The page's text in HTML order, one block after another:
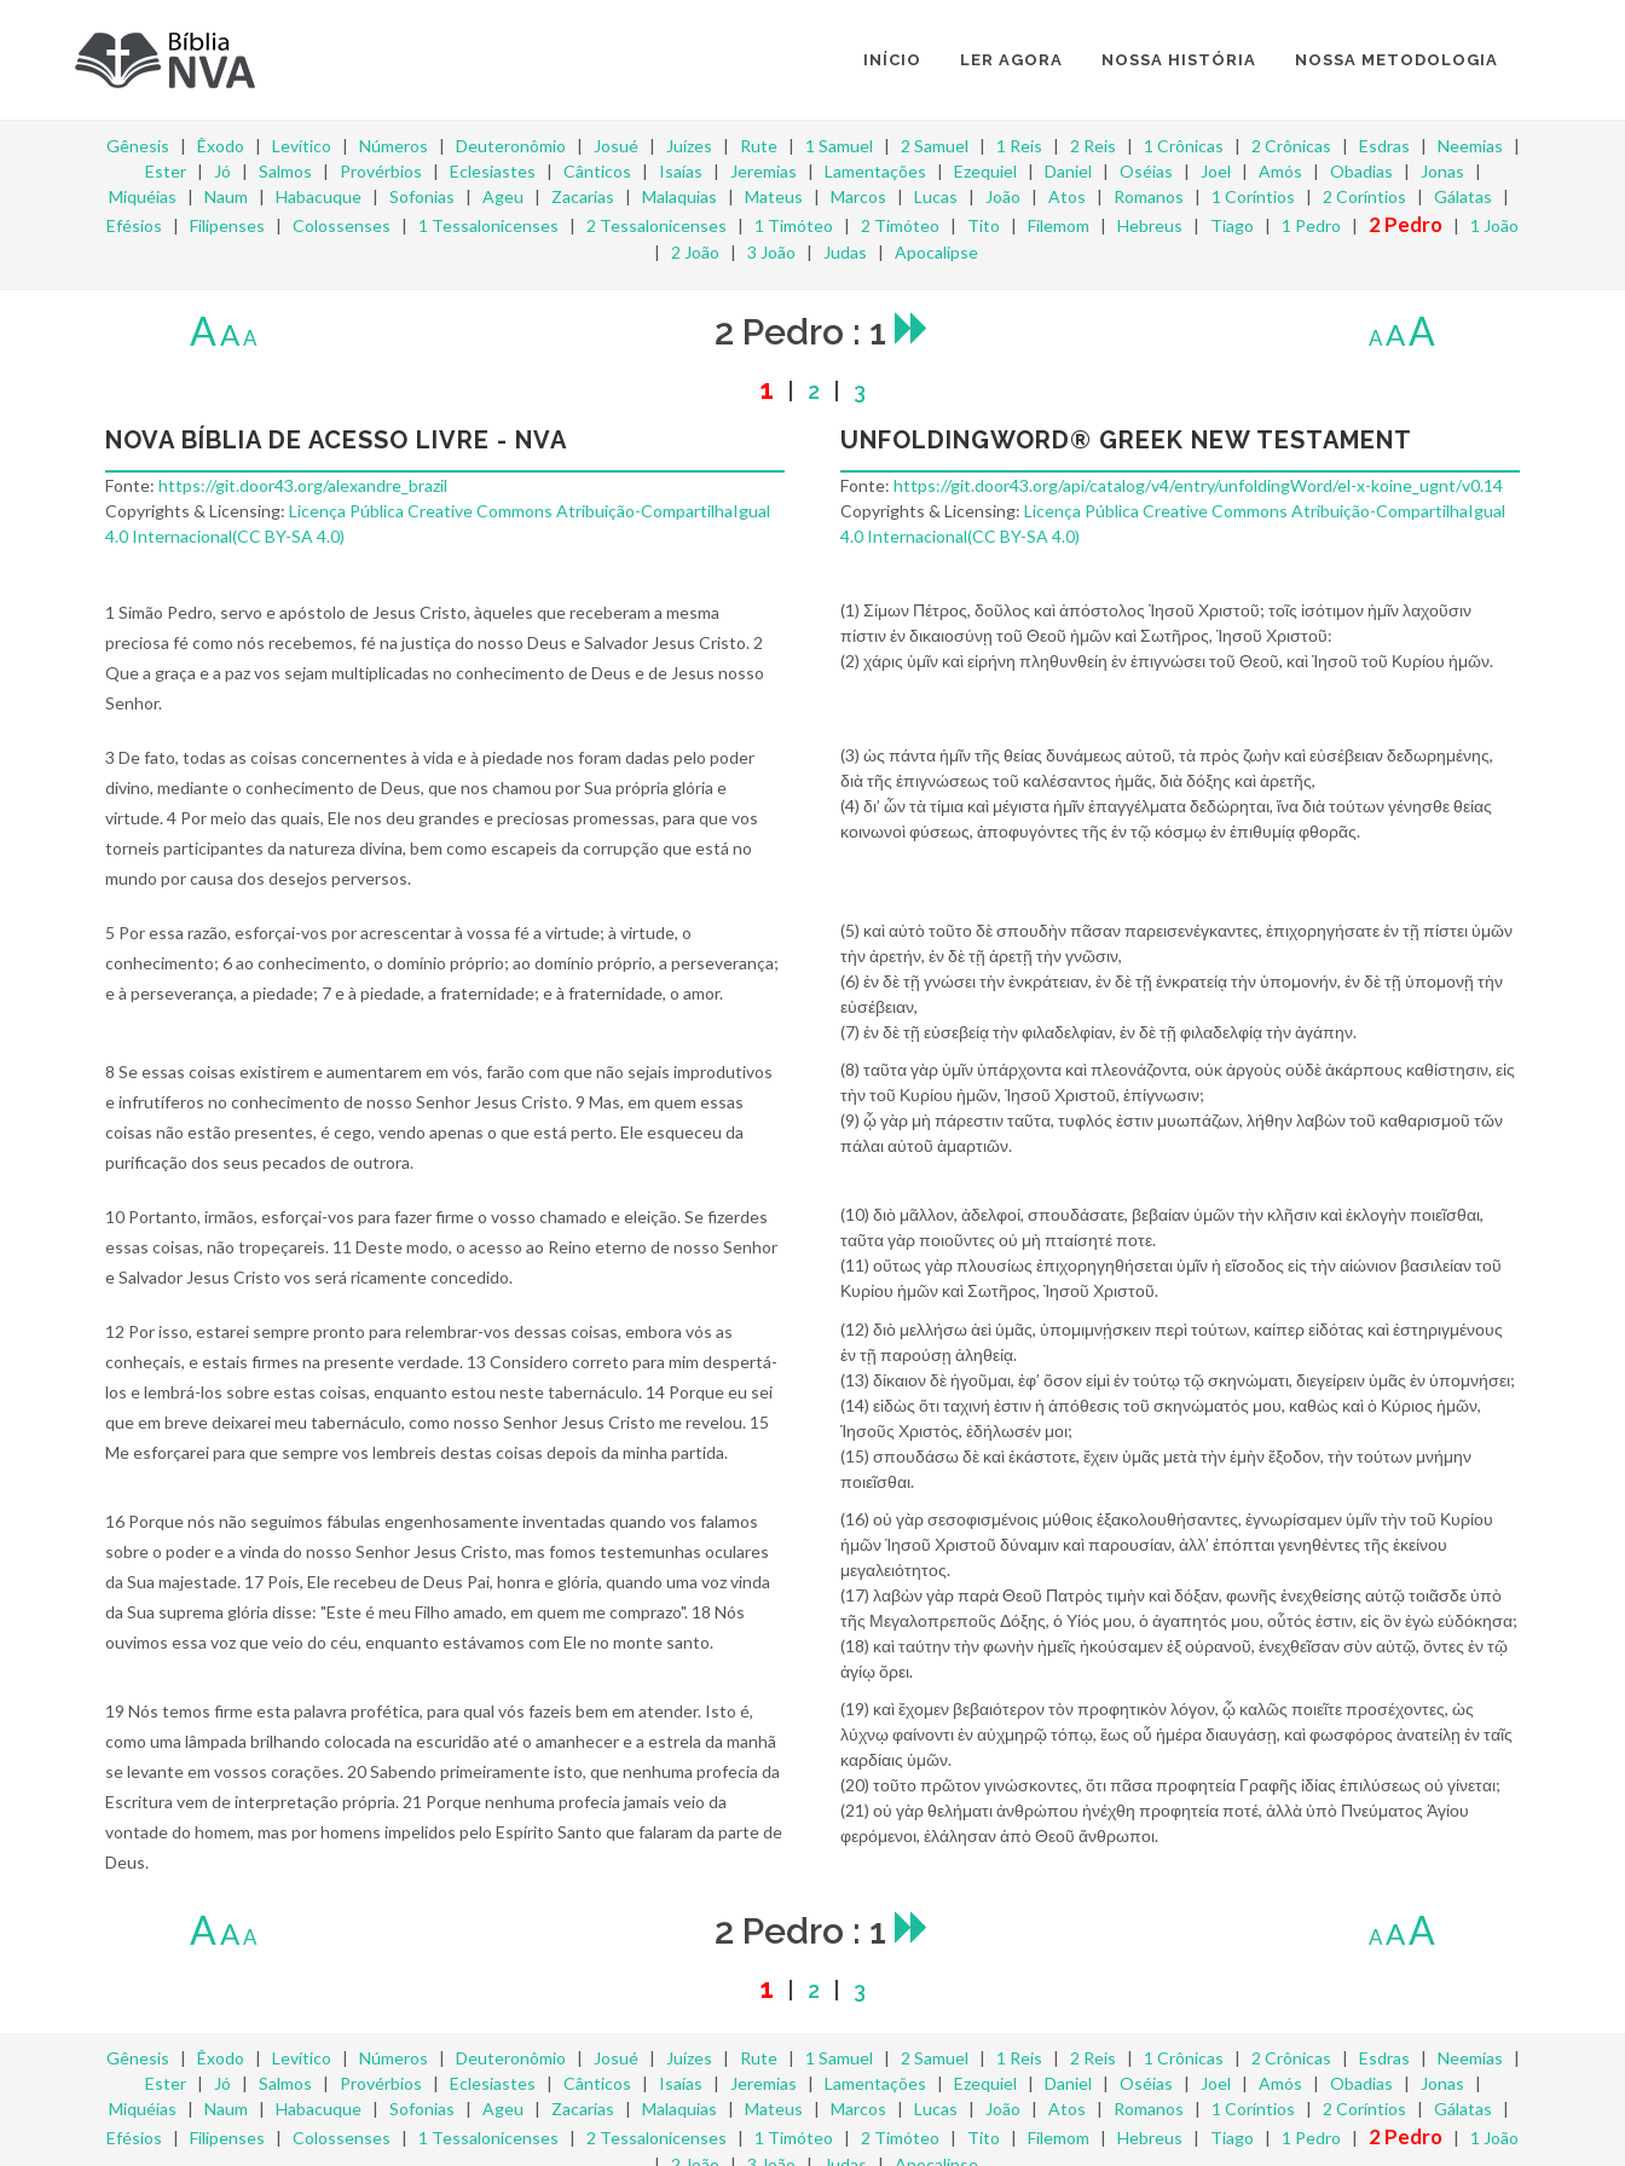
INÍCIO LER AGORA NOSSA HISTÓRIA NOSSA METODOLOGIA
Gênesis | Êxodo | Levítico | Números | Deuteronômio | Josué| Juízes | Rute| 1 Samuel | 2 Samuel | 1 Reis | 2 Reis | 1 Crônicas | 2 Crônicas | Esdras | Neemias |
Ester| Jó | Salmos | Provérbios | Eclesiastes | Cânticos | Isaías | Jeremias | Lamentações | Ezequiel | Daniel | Oséias | Joel | Amós | Obadias | Jonas |
Miquéias | Naum | Habacuque | Sofonias | Ageu | Zacarias | Malaquias | Mateus | Marcos | Lucas | João | Atos | Romanos | 1 Coríntios | 2 Coríntios | Gálatas |
Efésios | Filipenses | Colossenses | 1 Tessalonicenses | 2 Tessalonicenses | 1 Timóteo | 2 Timóteo | Tito | Filemom | Hebreus | Tiago | 1 Pedro | 2 Pedro | 1 João
| 2 João | 3 João | Judas | Apocalipse
AAA 2 Pedro : 1 AAA
1 2 3
NOVA BÍBLIA DE ACESSO LIVRE - NVA
Fonte: https://git.door43.org/alexandre_brazil
Copyrights & Licensing: Licença Pública Creative Commons Atribuição-CompartilhaIgual
4.0 Internacional(CC BY-SA 4.0)
UNFOLDINGWORD® GREEK NEW TESTAMENT
Fonte:https://git.door43.org/api/catalog/v4/entry/unfoldingWord/el-x-koine_ugnt/v0.14
Copyrights & Licensing:Licença Pública Creative Commons Atribuição-CompartilhaIgual
4.0 Internacional(CC BY-SA 4.0)
1 Simão Pedro, servo e apóstolo de Jesus Cristo, àqueles que receberam a mesma
preciosa fé como nós recebemos, fé na justiça do nosso Deus e Salvador Jesus Cristo. 2
Que a graça e a paz vos sejam multiplicadas no conhecimento de Deus e de Jesus nosso
Senhor.
(1) Σίμων Πέτρος, δοῦλος καὶ ἀπόστολος Ἰησοῦ Χριστοῦ; τοῖς ἰσότιμον ἡμῖν λαχοῦσιν
πίστιν ἐν δικαιοσύνῃ τοῦ Θεοῦ ἡμῶν καὶ Σωτῆρος, Ἰησοῦ Χριστοῦ:
(2) χάρις ὑμῖν καὶ εἰρήνη πληθυνθείη ἐν ἐπιγνώσει τοῦ Θεοῦ, καὶ Ἰησοῦ τοῦ Κυρίου ἡμῶν.
3 De fato, todas as coisas concernentes à vida e à piedade nos foram dadas pelo poder
divino, mediante o conhecimento de Deus, que nos chamou por Sua própria glória e
virtude. 4 Por meio das quais, Ele nos deu grandes e preciosas promessas, para que vos
torneis participantes da natureza divina, bem como escapeis da corrupção que está no
mundo por causa dos desejos perversos.
(3) ὡς πάντα ἡμῖν τῆς θείας δυνάμεως αὐτοῦ, τὰ πρὸς ζωὴν καὶ εὐσέβειαν δεδωρημένης,
διὰ τῆς ἐπιγνώσεως τοῦ καλέσαντος ἡμᾶς, διὰ δόξης καὶ ἀρετῆς,
(4) δι’ ὧν τὰ τίμια καὶ μέγιστα ἡμῖν ἐπαγγέλματα δεδώρηται, ἵνα διὰ τούτων γένησθε θείας
κοινωνοὶ φύσεως, ἀποφυγόντες τῆς ἐν τῷ κόσμῳ ἐν ἐπιθυμίᾳ φθορᾶς.
5 Por essa razão, esforçai-vos por acrescentar à vossa fé a virtude; à virtude, o
conhecimento; 6 ao conhecimento, o domínio próprio; ao domínio próprio, a perseverança;
e à perseverança, a piedade; 7 e à piedade, a fraternidade; e à fraternidade, o amor.
(5) καὶ αὐτὸ τοῦτο δὲ σπουδὴν πᾶσαν παρεισενέγκαντες, ἐπιχορηγήσατε ἐν τῇ πίστει ὑμῶν
τὴν ἀρετήν, ἐν δὲ τῇ ἀρετῇ τὴν γνῶσιν,
(6) ἐν δὲ τῇ γνώσει τὴν ἐνκράτειαν, ἐν δὲ τῇ ἐνκρατείᾳ τὴν ὑπομονήν, ἐν δὲ τῇ ὑπομονῇ τὴν
εὐσέβειαν,
(7) ἐν δὲ τῇ εὐσεβείᾳ τὴν φιλαδελφίαν, ἐν δὲ τῇ φιλαδελφίᾳ τὴν ἀγάπην.
8 Se essas coisas existirem e aumentarem em vós, farão com que não sejais improdutivos
e infrutíferos no conhecimento de nosso Senhor Jesus Cristo. 9 Mas, em quem essas
coisas não estão presentes, é cego, vendo apenas o que está perto. Ele esqueceu da
purificação dos seus pecados de outrora.
(8) ταῦτα γὰρ ὑμῖν ὑπάρχοντα καὶ πλεονάζοντα, οὐκ ἀργοὺς οὐδὲ ἀκάρπους καθίστησιν, εἰς
τὴν τοῦ Κυρίου ἡμῶν, Ἰησοῦ Χριστοῦ, ἐπίγνωσιν;
(9) ᾧ γὰρ μὴ πάρεστιν ταῦτα, τυφλός ἐστιν μυωπάζων, λήθην λαβὼν τοῦ καθαρισμοῦ τῶν
πάλαι αὐτοῦ ἁμαρτιῶν.
10 Portanto, irmãos, esforçai-vos para fazer firme o vosso chamado e eleição. Se fizerdes
essas coisas, não tropeçareis. 11 Deste modo, o acesso ao Reino eterno de nosso Senhor
e Salvador Jesus Cristo vos será ricamente concedido.
(10) διὸ μᾶλλον, ἀδελφοί, σπουδάσατε, βεβαίαν ὑμῶν τὴν κλῆσιν καὶ ἐκλογὴν ποιεῖσθαι,
ταῦτα γὰρ ποιοῦντες οὐ μὴ πταίσητέ ποτε.
(11) οὕτως γὰρ πλουσίως ἐπιχορηγηθήσεται ὑμῖν ἡ εἴσοδος εἰς τὴν αἰώνιον βασιλείαν τοῦ
Κυρίου ἡμῶν καὶ Σωτῆρος, Ἰησοῦ Χριστοῦ.
12 Por isso, estarei sempre pronto para relembrar-vos dessas coisas, embora vós as
conheçais, e estais firmes na presente verdade. 13 Considero correto para mim despertá-
los e lembrá-los sobre estas coisas, enquanto estou neste tabernáculo. 14 Porque eu sei
que em breve deixarei meu tabernáculo, como nosso Senhor Jesus Cristo me revelou. 15
Me esforçarei para que sempre vos lembreis destas coisas depois da minha partida.
(12) διὸ μελλήσω ἀεὶ ὑμᾶς, ὑπομιμνῄσκειν περὶ τούτων, καίπερ εἰδότας καὶ ἐστηριγμένους
ἐν τῇ παρούσῃ ἀληθείᾳ.
(13) δίκαιον δὲ ἡγοῦμαι, ἐφ’ ὅσον εἰμὶ ἐν τούτῳ τῷ σκηνώματι, διεγείρειν ὑμᾶς ἐν ὑπομνήσει;
(14) εἰδὼς ὅτι ταχινή ἐστιν ἡ ἀπόθεσις τοῦ σκηνώματός μου, καθὼς καὶ ὁ Κύριος ἡμῶν,
Ἰησοῦς Χριστὸς, ἐδήλωσέν μοι;
(15) σπουδάσω δὲ καὶ ἑκάστοτε, ἔχειν ὑμᾶς μετὰ τὴν ἐμὴν ἔξοδον, τὴν τούτων μνήμην
ποιεῖσθαι.
16 Porque nós não seguimos fábulas engenhosamente inventadas quando vos falamos
sobre o poder e a vinda do nosso Senhor Jesus Cristo, mas fomos testemunhas oculares
da Sua majestade. 17 Pois, Ele recebeu de Deus Pai, honra e glória, quando uma voz vinda
da Sua suprema glória disse: "Este é meu Filho amado, em quem me comprazo". 18 Nós
ouvimos essa voz que veio do céu, enquanto estávamos com Ele no monte santo.
(16) οὐ γὰρ σεσοφισμένοις μύθοις ἐξακολουθήσαντες, ἐγνωρίσαμεν ὑμῖν τὴν τοῦ Κυρίου
ἡμῶν Ἰησοῦ Χριστοῦ δύναμιν καὶ παρουσίαν, ἀλλ’ ἐπόπται γενηθέντες τῆς ἐκείνου
μεγαλειότητος.
(17) λαβὼν γὰρ παρὰ Θεοῦ Πατρὸς τιμὴν καὶ δόξαν, φωνῆς ἐνεχθείσης αὐτῷ τοιᾶσδε ὑπὸ
τῆς Μεγαλοπρεποῦς Δόξης, ὁ Υἱός μου, ὁ ἀγαπητός μου, οὗτός ἐστιν, εἰς ὃν ἐγὼ εὐδόκησα;
(18) καὶ ταύτην τὴν φωνὴν ἡμεῖς ἠκούσαμεν ἐξ οὐρανοῦ, ἐνεχθεῖσαν σὺν αὐτῷ, ὄντες ἐν τῷ
ἁγίῳ ὄρει.
19 Nós temos firme esta palavra profética, para qual vós fazeis bem em atender. Isto é,
como uma lâmpada brilhando colocada na escuridão até o amanhecer e a estrela da manhã
se levante em vossos corações. 20 Sabendo primeiramente isto, que nenhuma profecia da
Escritura vem de interpretação própria. 21 Porque nenhuma profecia jamais veio da
vontade do homem, mas por homens impelidos pelo Espírito Santo que falaram da parte de
Deus.
(19) καὶ ἔχομεν βεβαιότερον τὸν προφητικὸν λόγον, ᾧ καλῶς ποιεῖτε προσέχοντες, ὡς
λύχνῳ φαίνοντι ἐν αὐχμηρῷ τόπῳ, ἕως οὗ ἡμέρα διαυγάσῃ, καὶ φωσφόρος ἀνατείλῃ ἐν ταῖς
καρδίαις ὑμῶν.
(20) τοῦτο πρῶτον γινώσκοντες, ὅτι πᾶσα προφητεία Γραφῆς ἰδίας ἐπιλύσεως οὐ γίνεται;
(21) οὐ γὰρ θελήματι ἀνθρώπου ἠνέχθη προφητεία ποτέ, ἀλλὰ ὑπὸ Πνεύματος Ἁγίου
φερόμενοι, ἐλάλησαν ἀπὸ Θεοῦ ἄνθρωποι.
AAA 2 Pedro : 1 AAA
1 2 3
Gênesis | Êxodo | Levítico | Números | Deuteronômio | Josué| Juízes | Rute| 1 Samuel | 2 Samuel | 1 Reis | 2 Reis | 1 Crônicas | 2 Crônicas | Esdras | Neemias |
Ester| Jó | Salmos | Provérbios | Eclesiastes | Cânticos | Isaías | Jeremias | Lamentações | Ezequiel | Daniel | Oséias | Joel | Amós | Obadias | Jonas |
Miquéias | Naum | Habacuque | Sofonias | Ageu | Zacarias | Malaquias | Mateus | Marcos | Lucas | João | Atos | Romanos | 1 Coríntios | 2 Coríntios | Gálatas |
Efésios | Filipenses | Colossenses | 1 Tessalonicenses | 2 Tessalonicenses | 1 Timóteo | 2 Timóteo | Tito | Filemom | Hebreus | Tiago | 1 Pedro | 2 Pedro | 1 João